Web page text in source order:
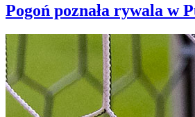
Pogoń poznała rywala w